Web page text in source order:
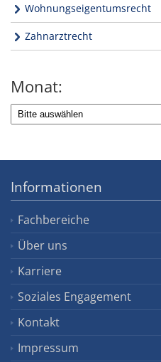
Wohnungseigentumsrecht
Zahnarztrecht
Monat:
Informationen
Fachbereiche
Über uns
Karriere
Soziales Engagement
Kontakt
Impressum